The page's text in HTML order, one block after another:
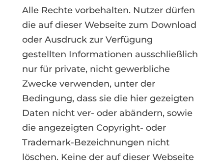
Alle Rechte vorbehalten. Nutzer dürfen
die auf dieser Webseite zum Download
oder Ausdruck zur Verfügung
gestellten Informationen ausschließlich
nur für private, nicht gewerbliche
Zwecke verwenden, unter der
Bedingung, dass sie die hier gezeigten
Daten nicht ver- oder abändern, sowie
die angezeigten Copyright- oder
Trademark-Bezeichnungen nicht
löschen. Keine der auf dieser Webseite